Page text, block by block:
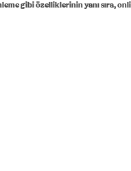
gibi özelliklerinin yanı sıra,